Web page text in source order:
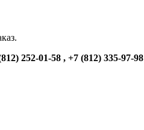
252-01-58 , +7 (812) 335-97-98